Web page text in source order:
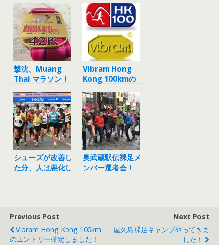
撃沈、Muang
Thai マラソン！
Vibram Hong
Kong 100kmの
エントリー確定し
ました！
シューズが改善し
た分、人は悪化し
奥武蔵駅伝裸足メ
ンバー選考会！
Previous Post
Vibram Hong Kong 100km
のエントリー確定しました！
Next Post
屋久島裸足キャンプやってきま
した！